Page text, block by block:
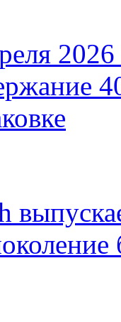
2026